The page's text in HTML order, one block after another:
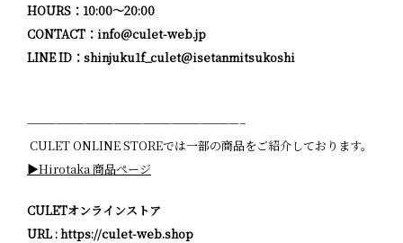
HOURS：10:00～20:00
CONTACT： info@culet-web.jp
LINE ID： shinjuku1f_culet@isetanmitsukoshi
——————————————————————–
CULET ONLINE STOREでは一部の商品をご紹介しております。
▶︎Hirotaka 商品ページ
CULETオンラインストア
URL : https://culet-web.shop